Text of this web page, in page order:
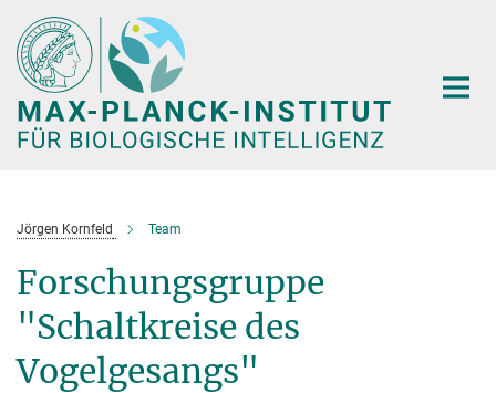
Hauptinhalt
Jörgen Kornfeld Team
Forschungsgruppe
"Schaltkreise des
Vogelgesangs"